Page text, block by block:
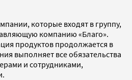
которые входят в группу,
компанию «Благо».
продуктов продолжается в
выполняет все обязательства
и сотрудниками,